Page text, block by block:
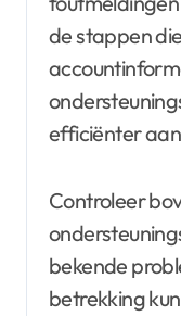
de stappen
efficiënter
Controleer
bekende
betrekking